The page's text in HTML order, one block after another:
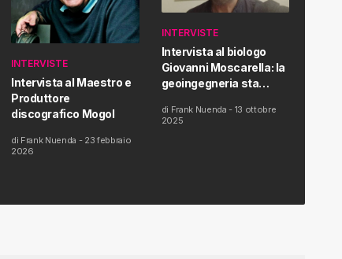
INTERVISTE
Intervista al Maestro e
Produttore
discografico Mogol
di Frank Nuenda - 23 febbraio
2026
INTERVISTE
Intervista al biologo
Giovanni Moscarella: la
geoingegneria sta
salute dell’uomo
di Frank Nuenda - 13 ottobre
2025